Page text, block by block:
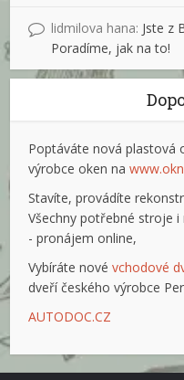
lidmilova hana: Jste z
Poradíme, jak na to!
Poptáváte nová plastová
výrobce oken na
Stavíte, provádíte
Všechny potřebné stroje
- pronájem online,
Vybíráte novévchodové
dveří českého výrobce
AUTODOC.CZ